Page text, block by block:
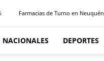
Farmacias de Turno en Neuquén
NACIONALES DEPORTES